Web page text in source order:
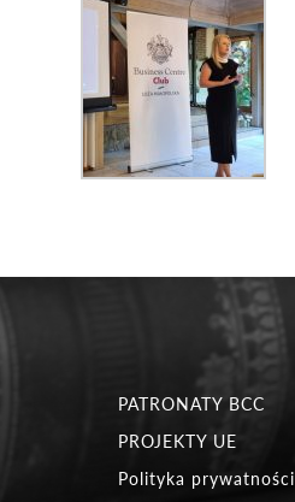
PATRONATY BCC
PROJEKTY UE
Polityka prywatności